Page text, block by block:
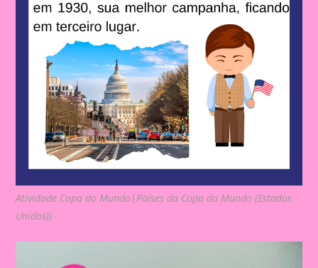
Atividade Copa do Mundo|Países da Copa do Mundo (Estados
Unidos))